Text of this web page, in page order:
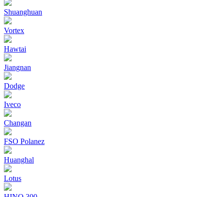
Shuanghuan
Vortex
Hawtai
Jiangnan
Dodge
Iveco
Changan
FSO Polanez
Huanghal
Lotus